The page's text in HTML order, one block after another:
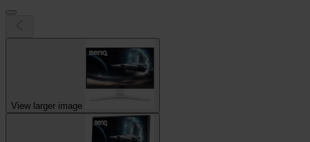
View larger image